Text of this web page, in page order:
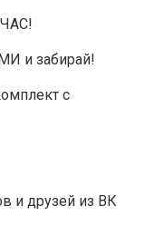
и забирай!
с
и друзей из ВК